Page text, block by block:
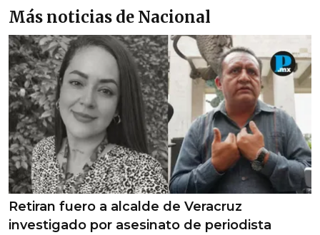
Más noticias de Nacional
Retiran fuero a alcalde de Veracruz
investigado por asesinato de periodista